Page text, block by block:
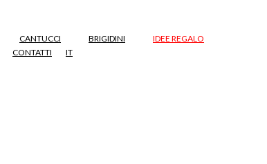
contenuto
CANTUCCI BRIGIDINI
IDEE REGALO
CONTATTI
IT